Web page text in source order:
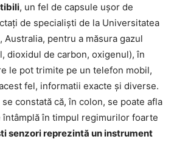
, un fel de capsule uşor de
de specialişti de la Universitatea
Australia, pentru a măsura gazul
dioxidul de carbon, oxigenul), în
le pot trimite pe un telefon mobil,
fel, informatii exacte şi diverse.
constată că, în colon, se poate afla
întâmplă în timpul regimurilor foarte
senzori reprezintă un instrument